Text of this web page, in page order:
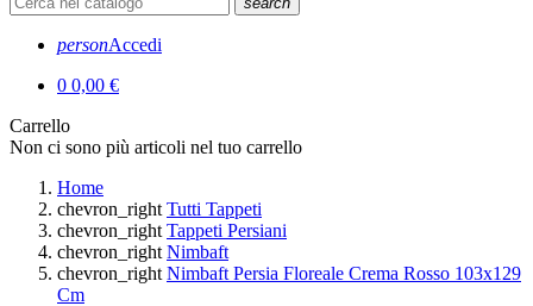
personAccedi
0 0,00 €
Carrello
Non ci sono più articoli nel tuo carrello
Home
chevron_right Tutti Tappeti
chevron_right Tappeti Persiani
chevron_right Nimbaft
chevron_right Nimbaft Persia Floreale Crema Rosso 103x129
Cm